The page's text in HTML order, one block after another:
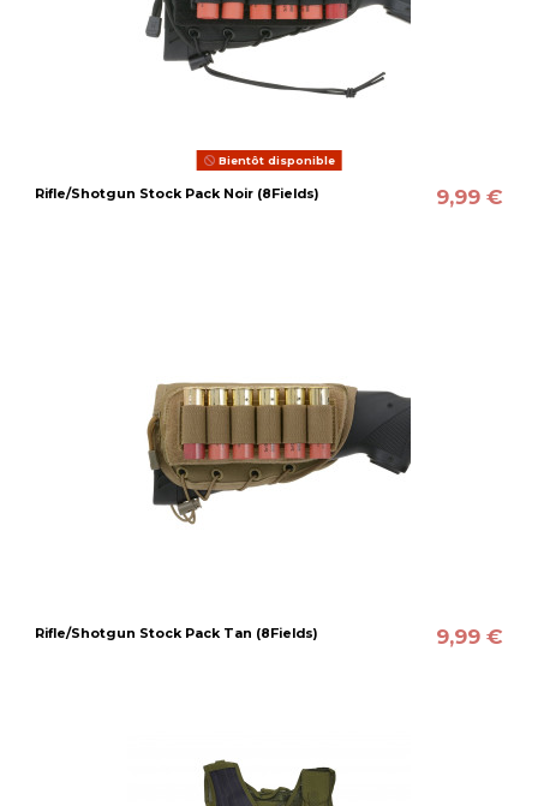
Bientôt disponible
Rifle/Shotgun Stock Pack Noir (8Fields) 9,99 €
Rifle/Shotgun Stock Pack Tan (8Fields) 9,99 €